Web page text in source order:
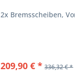
2x Bremsscheiben,
209,90 € * 336,32 € *